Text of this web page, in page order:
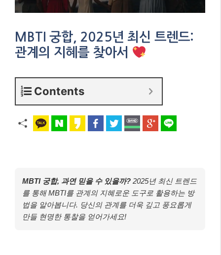
MBTI 궁합, 2025년 최신 트렌드:
관계의 지혜를 찾아서
Contents
MBTI 궁합, 과연 믿을 수 있을까? 2025년 최신 트렌드
를 통해 MBTI를 관계의 지혜로운 도구로 활용하는 방
법을 알아봅니다. 당신의 관계를 더욱 깊고 풍요롭게
만들 현명한 통찰을 얻어가세요!